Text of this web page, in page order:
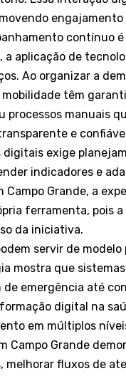
contínuo
aplicação de
Ao organizar a
têm
processos manuais
e
exige
indicadores e
Grande, a
ferramenta, pois
da iniciativa.
servir de
mostra que
emergência até
digital na
em múltiplos
Campo Grande
melhorar fluxos de